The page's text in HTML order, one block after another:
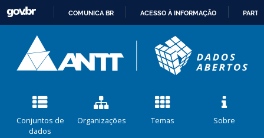
CONTEÚDO
COMUNICA BR ACESSO À INFORMAÇÃO
Conjuntos de
dados
Organizações Temas Sobre